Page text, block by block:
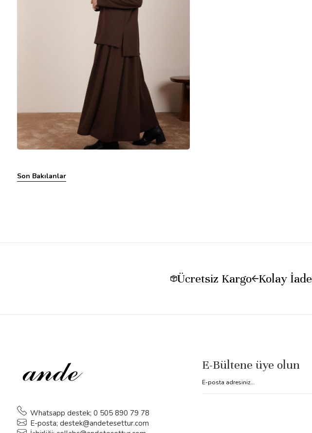
Son Bakılanlar
Ücretsiz Kargo Kolay İade
Whatsapp destek; 0 505 890 79 78
E-posta; destek@andetesettur.com
E-Bültene üye olun